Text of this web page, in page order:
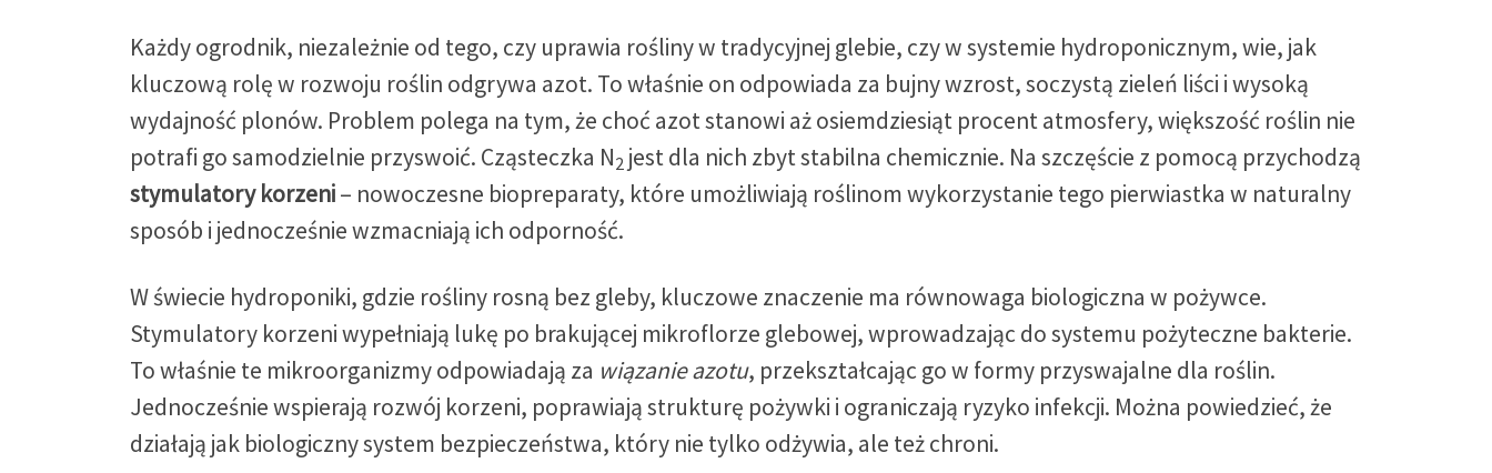
Każdy ogrodnik, niezależnie od tego, czy uprawia rośliny w tradycyjnej glebie, czy w systemie hydroponicznym, wie, jak
kluczową rolę w rozwoju roślin odgrywa azot. To właśnie on odpowiada za bujny wzrost, soczystą zieleń liści i wysoką
wydajność plonów. Problem polega na tym, że choć azot stanowi aż osiemdziesiąt procent atmosfery, większość roślin nie
potrafi go samodzielnie przyswoić. Cząsteczka N2 jest dla nich zbyt stabilna chemicznie. Na szczęście z pomocą przychodzą
stymulatory korzeni– nowoczesne biopreparaty, które umożliwiają roślinom wykorzystanie tego pierwiastka w naturalny
sposób i jednocześnie wzmacniają ich odporność.
W świecie hydroponiki, gdzie rośliny rosną bez gleby, kluczowe znaczenie ma równowaga biologiczna w pożywce.
Stymulatory korzeni wypełniają lukę po brakującej mikroflorze glebowej, wprowadzając do systemu pożyteczne bakterie.
To właśnie te mikroorganizmy odpowiadają za wiązanie azotu, przekształcając go w formy przyswajalne dla roślin.
Jednocześnie wspierają rozwój korzeni, poprawiają strukturę pożywki i ograniczają ryzyko infekcji. Można powiedzieć, że
działają jak biologiczny system bezpieczeństwa, który nie tylko odżywia, ale też chroni.